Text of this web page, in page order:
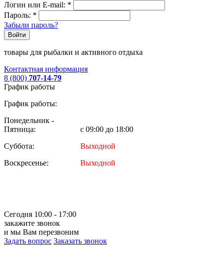
Логин или E-mail: *
Пароль: *
Забыли пароль?
Войти
товары для рыбалки и активного отдыха
Контактная информация
8 (800) 707-14-79
График работы
График работы:
Понедельник -
Пятница:
с 09:00 до 18:00
Суббота:
Выходной
Воскресенье:
Выходной
Сегодня 10:00 - 17:00
закажите звонок
и мы Вам перезвоним
Задать вопрос Заказать звонок